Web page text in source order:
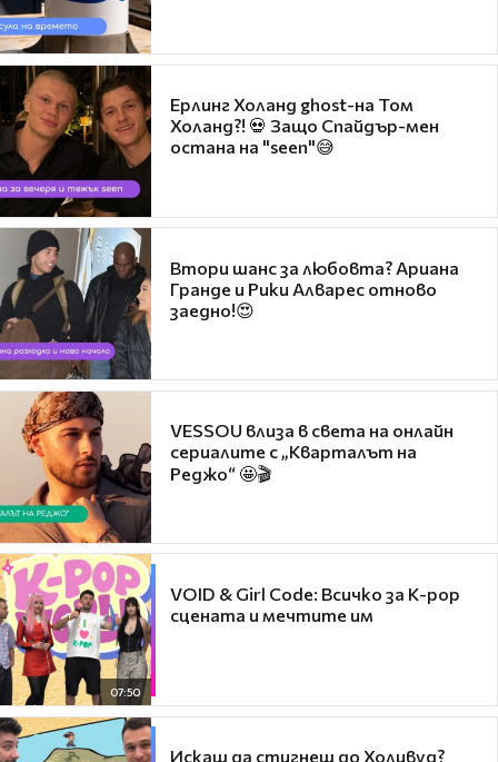
Ерлинг Холанд ghost-на Том
Холанд?! 💀 Защо Спайдър-мен
остана на "seen"😅
Втори шанс за любовта? Ариана
Гранде и Рики Алварес отново
заедно!😍
VESSOU влиза в света на онлайн
сериалите с „Кварталът на
Реджо“ 🤩🎬
07:50
VOID & Girl Code: Всичко за K-pop
сцената и мечтите им
Искаш да стигнеш до Холивуд?